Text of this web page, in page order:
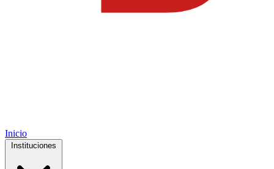
Inicio
Instituciones